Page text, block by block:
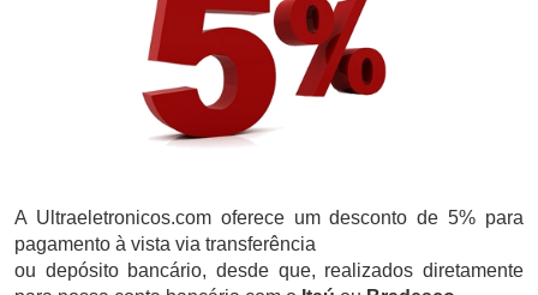
A Ultraeletronicos.comoferece um desconto de 5% para
pagamento à vista via transferência
ou depósito bancário, desde que, realizados diretamente